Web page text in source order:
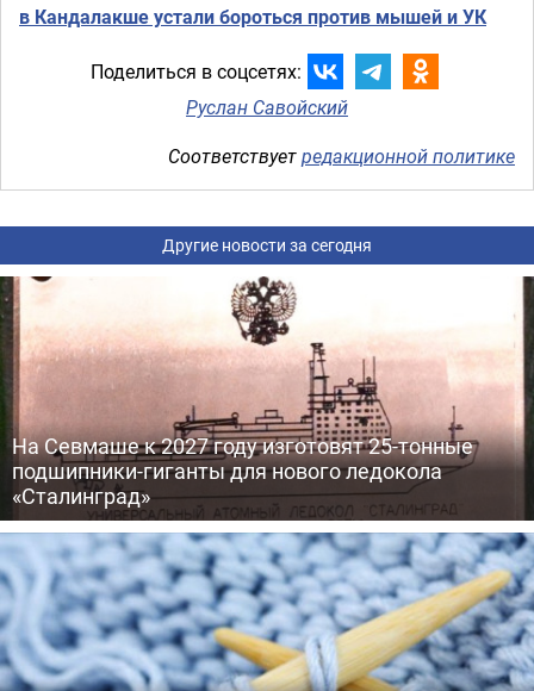
в Кандалакше устали бороться против мышей и УК
Поделиться в соцсетях:
Руслан Савойский
Соответствуетредакционной политике
Другие новости за сегодня
На Севмаше к 2027 году изготовят 25-тонные
подшипники-гиганты для нового ледокола
«Сталинград»